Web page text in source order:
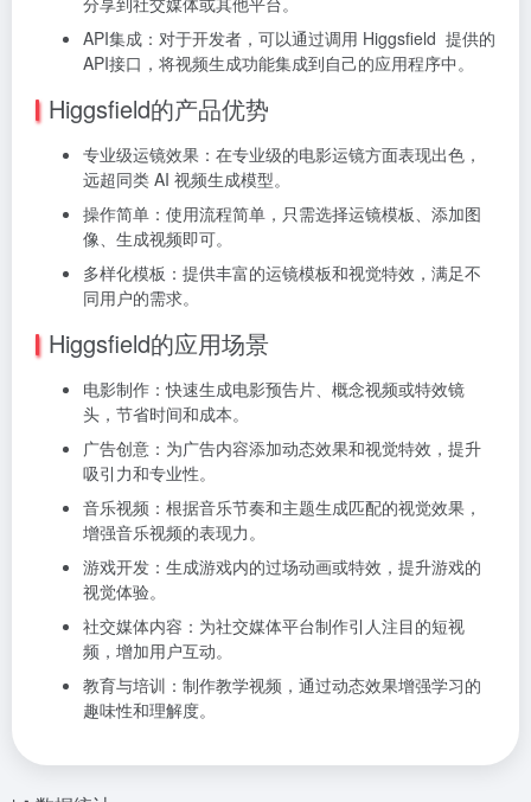
API集成：对于开发者，可以通过调用 Higgsfield 提供的
API接口，将视频生成功能集成到自己的应用程序中。
Higgsfield的产品优势
专业级运镜效果：在专业级的电影运镜方面表现出色，
远超同类 AI 视频生成模型。
操作简单：使用流程简单，只需选择运镜模板、添加图
像、生成视频即可。
多样化模板：提供丰富的运镜模板和视觉特效，满足不
同用户的需求。
Higgsfield的应用场景
电影制作：快速生成电影预告片、概念视频或特效镜
头，节省时间和成本。
广告创意：为广告内容添加动态效果和视觉特效，提升
吸引力和专业性。
音乐视频：根据音乐节奏和主题生成匹配的视觉效果，
增强音乐视频的表现力。
游戏开发：生成游戏内的过场动画或特效，提升游戏的
视觉体验。
社交媒体内容：为社交媒体平台制作引人注目的短视
频，增加用户互动。
教育与培训：制作教学视频，通过动态效果增强学习的
趣味性和理解度。